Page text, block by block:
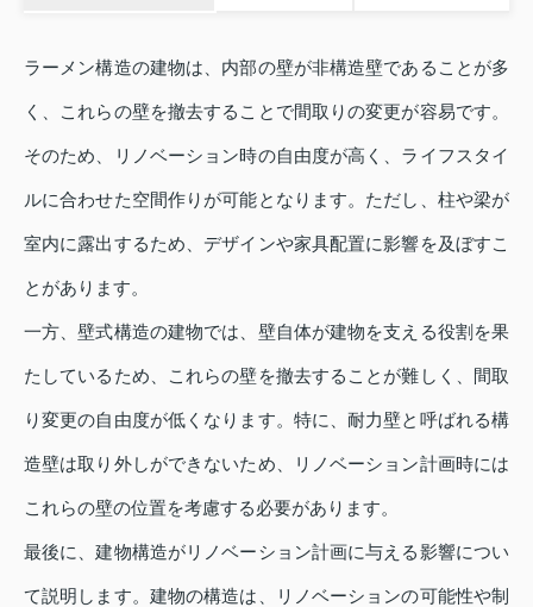
ラーメン構造の建物は、内部の壁が非構造壁であることが多
く、これらの壁を撤去することで間取りの変更が容易です。
そのため、リノベーション時の自由度が高く、ライフスタイ
ルに合わせた空間作りが可能となります。ただし、柱や梁が
室内に露出するため、デザインや家具配置に影響を及ぼすこ
とがあります。
一方、壁式構造の建物では、壁自体が建物を支える役割を果
たしているため、これらの壁を撤去することが難しく、間取
り変更の自由度が低くなります。特に、耐力壁と呼ばれる構
造壁は取り外しができないため、リノベーション計画時には
これらの壁の位置を考慮する必要があります。
最後に、建物構造がリノベーション計画に与える影響につい
て説明します。建物の構造は、リノベーションの可能性や制